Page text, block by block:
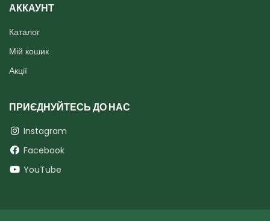
АККАУНТ
Каталог
Мій кошик
Акції
ПРИЄДНУЙТЕСЬ ДО НАС
Instagram
Facebook
YouTube